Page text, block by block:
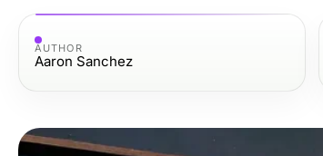
AUTHOR
Aaron Sanchez